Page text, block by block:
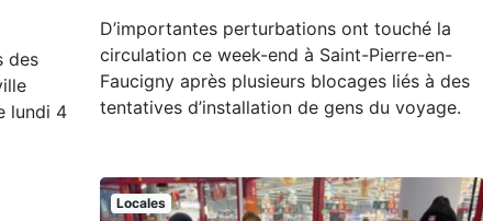
des
lundi 4
D’importantes perturbations ont touché la
circulation ce week-end à Saint-Pierre-en-
Faucigny après plusieurs blocages liés à des
tentatives d’installation de gens du voyage.
Locales